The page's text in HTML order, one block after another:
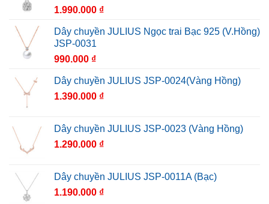
1.990.000 ₫
Dây chuyền JULIUS Ngọc trai Bạc 925 (V.Hồng)
JSP-0031
990.000 ₫
Dây chuyền JULIUS JSP-0024(Vàng Hồng)
1.390.000 ₫
Dây chuyền JULIUS JSP-0023 (Vàng Hồng)
1.290.000 ₫
Dây chuyền JULIUS JSP-0011A (Bạc)
1.190.000 ₫